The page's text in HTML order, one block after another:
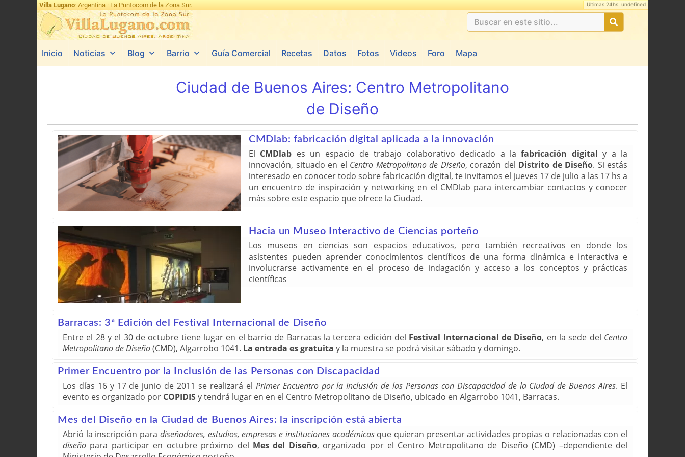
Villa Lugano· Argentina · La Puntocom de la Zona Sur. Ultimas 24hs: undefined
Inicio Noticias Blog Barrio Guía Comercial Recetas Datos Fotos Videos Foro Mapa
Ciudad de Buenos Aires: Centro Metropolitano
de Diseño
CMDlab: fabricación digital aplicada a la innovación
El CMDlab es un espacio de trabajo colaborativo dedicado a lafabricación digital y a la
innovación, situado en el Centro Metropolitano de Diseño, corazón del Distrito de Diseño. Si estás
interesado en conocer todo sobre fabricación digital, te invitamos el jueves 17 de julio a las 17 hs a
un encuentro de inspiración y networking en el CMDlab para intercambiar contactos y conocer
más sobre este espacio que ofrece la Ciudad.
Hacia un Museo Interactivo de Ciencias porteño
Los museos en ciencias son espacios educativos, pero también recreativos en donde los
asistentes pueden aprender conocimientos científicos de una forma dinámica e interactiva e
involucrarse activamente en el proceso de indagación y acceso a los conceptos y prácticas
científicas
Barracas: 3ª Edición del Festival Internacional de Diseño
Entre el 28 y el 30 de octubre tiene lugar en el barrio de Barracas la tercera edición del Festival Internacional de Diseño, en la sede del Centro
Metropolitano de Diseño(CMD), Algarrobo 1041. La entrada es gratuita y la muestra se podrá visitar sábado y domingo.
Primer Encuentro por la Inclusión de las Personas con Discapacidad
Los días 16 y 17 de junio de 2011 se realizará el Primer Encuentro por la Inclusión de las Personas con Discapacidad de la Ciudad de Buenos Aires. El
evento es organizado por COPIDISy tendrá lugar en en el Centro Metropolitano de Diseño, ubicado en Algarrobo 1041, Barracas.
Mes del Diseño en la Ciudad de Buenos Aires: la inscripción está abierta
Abrió la inscripción para diseñadores, estudios, empresas e instituciones académicasque quieran presentar actividades propias o relacionadas con el
diseño para participar en octubre próximo del Mes del Diseño, organizado por el Centro Metropolitano de Diseño (CMD) –dependiente del